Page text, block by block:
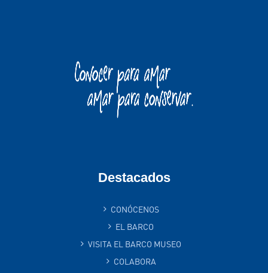
Destacados
CONÓCENOS
EL BARCO
VISITA EL BARCO MUSEO
COLABORA